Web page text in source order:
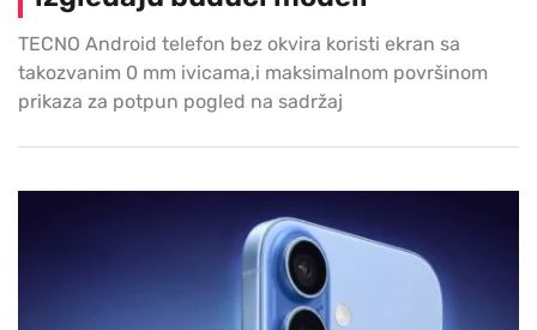
TECNO Android telefon bez okvira koristi ekran sa
takozvanim 0 mm ivicama,i maksimalnom površinom
prikaza za potpun pogled na sadržaj